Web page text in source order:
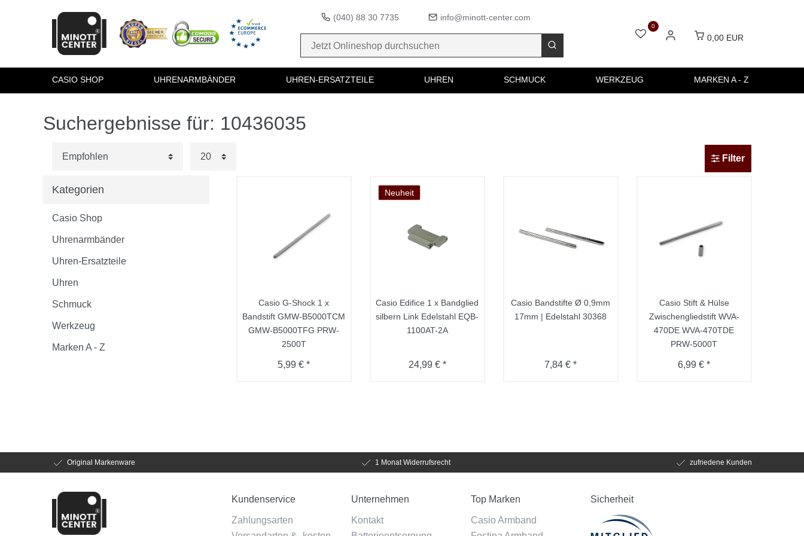
(040) 88 30 7735 info@minott-center.com
0
0,00 EUR
CASIO SHOP UHRENARMBÄNDER UHREN-ERSATZTEILE UHREN SCHMUCK WERKZEUG MARKEN A - Z
Suchergebnisse für: 10436035
Filter
Kategorien
Casio Shop
Uhrenarmbänder
Uhren-Ersatzteile
Uhren
Schmuck
Werkzeug
Marken A - Z
Casio G-Shock 1 x
Bandstift GMW-B5000TCM
GMW-B5000TFG PRW-
2500T
5,99 € *
Neuheit
Casio Edifice 1 x Bandglied
silbern Link Edelstahl EQB-
1100AT-2A
24,99 € *
Casio Bandstifte Ø 0,9mm
17mm | Edelstahl 30368
7,84 € *
Casio Stift & Hülse
Zwischengliedstift WVA-
470DE WVA-470TDE
PRW-5000T
6,99 € *
Original Markenware 1 Monat Widerrufsrecht zufriedene Kunden
Kundenservice
Zahlungsarten
Unternehmen
Kontakt
Top Marken
Casio Armband
Sicherheit